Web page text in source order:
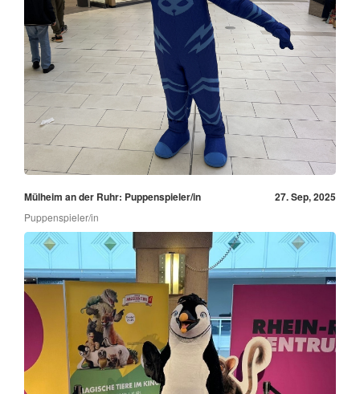
Mülheim an der Ruhr: Puppenspieler/in 27. Sep, 2025
Puppenspieler/in